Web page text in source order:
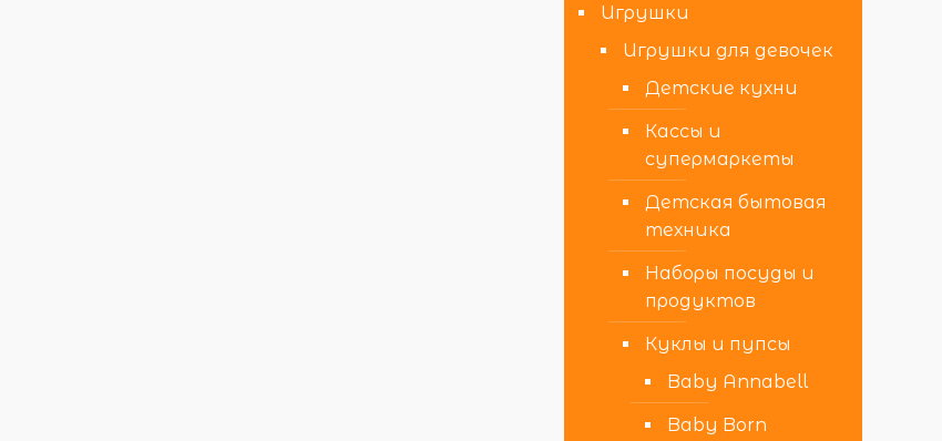
Игрушки
Игрушки для девочек
Детские кухни
Кассы и
супермаркеты
Детская бытовая
техника
Наборы посуды и
продуктов
Куклы и пупсы
Baby Annabell
Baby Born